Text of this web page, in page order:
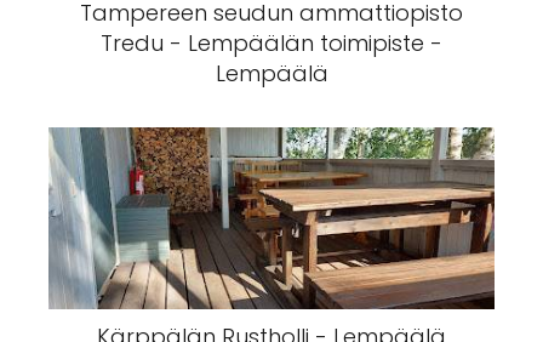
Tampereen seudun ammattiopisto
Tredu - Lempäälän toimipiste -
Lempäälä